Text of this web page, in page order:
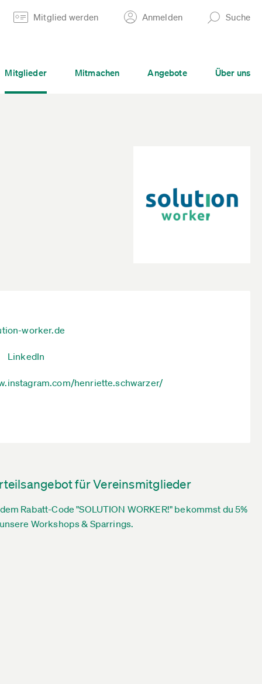
Mitglied werden Anmelden Suche
Mitglieder Mitmachen Angebote Über uns
worker.de
LinkedIn
henriette.schwarzer/
für Vereinsmitglieder
Rabatt-Code "SOLUTION WORKER!" bekommst du 5%
Workshops & Sparrings.